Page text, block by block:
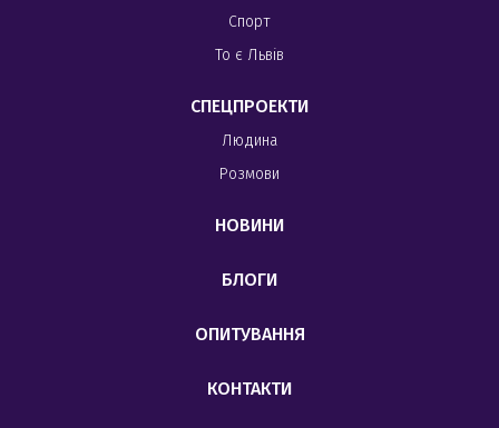
Спорт
То є Львів
СПЕЦПРОЕКТИ
Людина
Розмови
НОВИНИ
БЛОГИ
ОПИТУВАННЯ
КОНТАКТИ